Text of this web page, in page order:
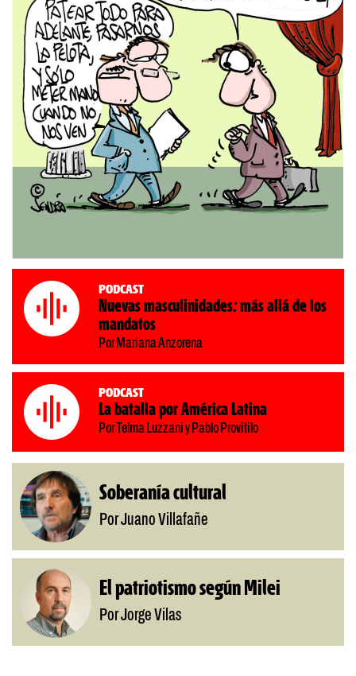
Podcast
Nuevas masculinidades: más allá de los
mandatos
Por Mariana Anzorena
Podcast
La batalla por América Latina
Por Telma Luzzani y Pablo Provitilo
Soberanía cultural
Por Juano Villafañe
El patriotismo según Milei
Por Jorge Vilas